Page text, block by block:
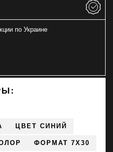
по Украине
ЦВЕТ СИНИЙ
ФОРМАТ 7X30